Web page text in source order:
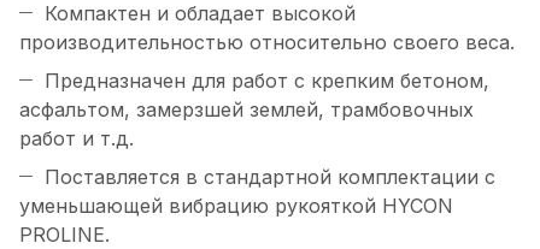
Компактен и обладает высокой
производительностью относительно своего веса.
Предназначен для работ с крепким бетоном,
асфальтом, замерзшей землей, трамбовочных
работ и т.д.
Поставляется в стандартной комплектации с
уменьшающей вибрацию рукояткой HYCON
PROLINE.